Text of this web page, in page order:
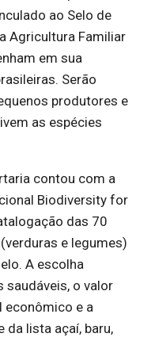
ao Selo de
Agricultura Familiar
em sua
Serão
produtores e
as espécies
contou com a
Biodiversity for
das 70
e legumes)
A escolha
saudáveis, o valor
econômico e a
da lista açaí, baru,